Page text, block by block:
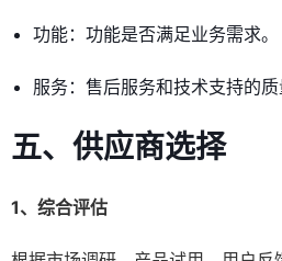
功能：功能是否满足业务需求。
服务：售后服务和技术支持的质
五、供应商选择
1、综合评估